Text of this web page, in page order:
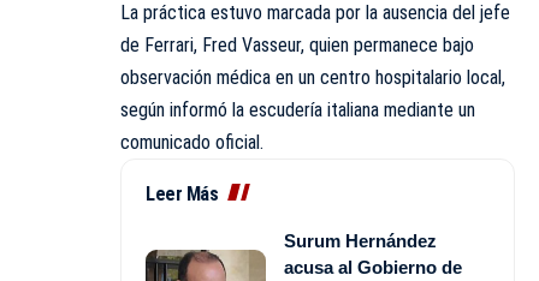
La práctica estuvo marcada por la ausencia del jefe
de Ferrari, Fred Vasseur, quien permanece bajo
observación médica en un centro hospitalario local,
según informó la escudería italiana mediante un
comunicado oficial.
Leer Más
Surum Hernández
acusa al Gobierno de